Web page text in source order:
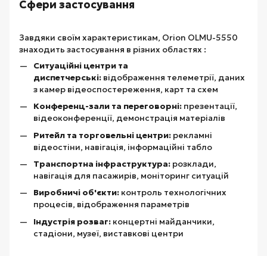
Сфери застосування
Завдяки своїм характеристикам, Orion OLMU-5550
знаходить застосування в різних областях :
Ситуаційні центри та
диспетчерські: відображення телеметрії, даних
з камер відеоспостереження, карт та схем
Конференц-зали та переговорні: презентації,
відеоконференції, демонстрація матеріалів
Ритейл та торговельні центри: рекламні
відеостіни, навігація, інформаційні табло
Транспортна інфраструктура: розклади,
навігація для пасажирів, моніторинг ситуацій
Виробничі об'єкти: контроль технологічних
процесів, відображення параметрів
Індустрія розваг: концертні майданчики,
стадіони, музеї, виставкові центри